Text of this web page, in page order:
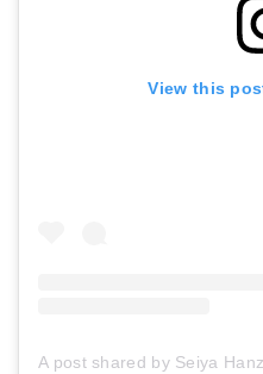
View this
A post shared by Seiya